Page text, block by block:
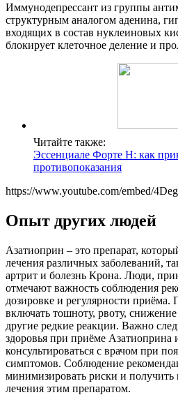
Иммунодепрессант из группы
структурным аналогом аденина,
входящих в состав нуклеиновых
блокирует клеточное деление и
Читайте также:
Эссенциале Форте Н: как
противопоказания
https://www.youtube.com/embed/
Опыт других людей
Азатиоприн – это препарат,
лечения различных заболеваний,
артрит и болезнь Крона. Люди,
отмечают важность соблюдения
дозировке и регулярности
включать тошноту, рвоту,
другие редкие реакции. Важно
здоровья при приёме Азатиоприна
консультироваться с врачом при
симптомов. Соблюдение
минимизировать риски и
лечения этим препаратом.